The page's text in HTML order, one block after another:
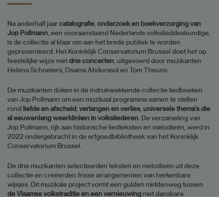
Na anderhalf jaar catalografie onderzoek en boekverzorging van
Jop Pollmann , een vooraanstaand Nederlands volkslieddeskundige,
is de collectie al klaar om aan het brede publiek te worden
gepresenteerd. Het Koninklijk Conservatorium Brussel doet het op
feestelijke wijze met drie concerten , uitgevoerd door muzikanten
Helena Schoeters, Osama Abdurasol en Tom Theuns.
De muzikanten doken in de indrukwekkende collectie liedboeken
van Jop Pollmann om een muzikaal programma samen te stellen
rond
liefde en afscheid verlangen en verlies universele thema’s die
al eeuwenlang weerklinken in volksliederen . De verzameling van
Jop Pollmann, rijk aan historische liedteksten en melodieën, werd in
2022 ondergebracht in de erfgoedbibliotheek van het Koninklijk
Conservatorium Brussel.
De drie muzikanten selecteerden teksten en melodieën uit deze
collectie en creëerden frisse arrangementen van herkenbare
wijsjes. Dit muzikale project vormt een gulden middenweg tussen
de Vlaamse volkstraditie en een vernieuwing met dansbare